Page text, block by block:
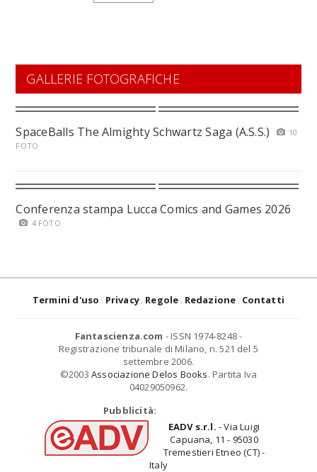
GALLERIE FOTOGRAFICHE
SpaceBalls The Almighty Schwartz Saga (A.S.S.)
10
FOTO
Conferenza stampa Lucca Comics and Games 2026
4 FOTO
Termini d'uso Privacy Regole Redazione Contatti
Fantascienza.com - ISSN 1974-8248 -
Registrazione tribunale di Milano, n. 521 del 5
settembre 2006.
©2003 Associazione Delos Books. Partita Iva
04029050962.
Pubblicità:
EADV s.r.l. - Via Luigi
Capuana, 11 - 95030
Tremestieri Etneo (CT) -
Italy